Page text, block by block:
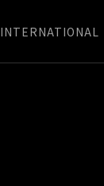
INTERNATIONAL